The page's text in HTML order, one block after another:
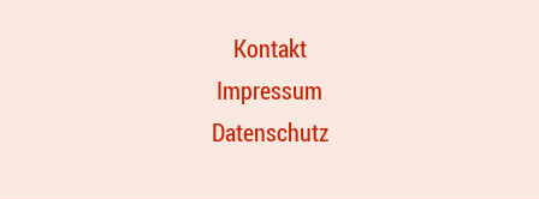
Kontakt
Impressum
Datenschutz